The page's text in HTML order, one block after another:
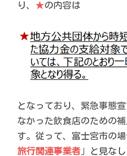
り、 ★の内容は
となっており、緊急事態
なかった飲食店のための
す。従って、富士宮市の
旅行関連事業者 」と見な